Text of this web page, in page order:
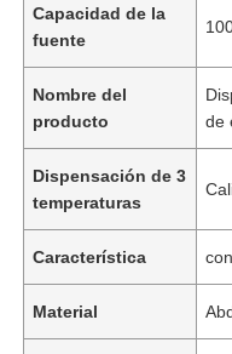
Capacidad de la
fuente
Nombre del
producto
de
Dispensación de 3
temperaturas
Característica
Material